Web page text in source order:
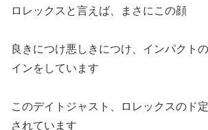
ロレックスと言えば、まさにこの顔
良きにつけ悪しきにつけ、インパクト
インをしています
このデイトジャスト、ロレックスのド
されています